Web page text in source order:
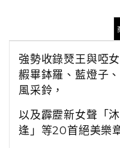
強勢收錄燹王與啞
赮畢鉢羅、藍燈子
風采鈴，
以及霹靂新女聲「
逢」等20首絕美樂